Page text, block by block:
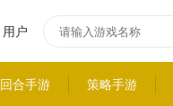
回合手游 策略手游
用户